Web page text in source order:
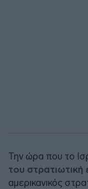
Την ώρα που το
του στρατιωτική
αμερικανικός